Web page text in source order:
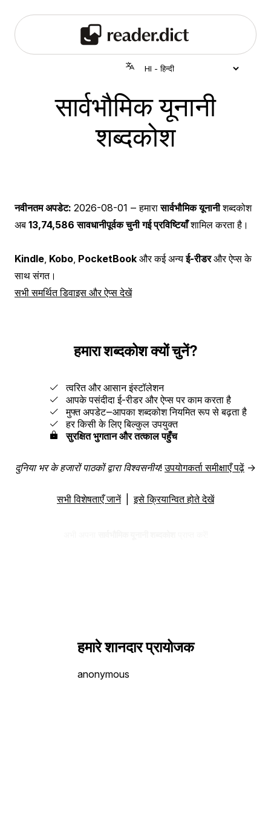
सार्वभौमिक यूनानी
शब्दकोश
नवीनतम अपडेट: 2026-08-01 ‒ हमारासार्वभौमिक यूनानीशब्दकोश
अब 13,74,586 सावधानीपूर्वक चुनी गई प्रविष्टियाँशामिल करता है।
Kindle Kobo PocketBook और कई अन्यई-रीडरऔर ऐप्स के
साथ संगत।
सभी समर्थित डिवाइस और ऐप्स देखें
हमारा शब्दकोश क्यों चुनें?
त्वरित और आसान इंस्टॉलेशन
आपके पसंदीदा ई-रीडर और ऐप्स पर काम करता है
मुफ्त अपडेट‒आपका शब्दकोश नियमित रूप से बढ़ता है
हर किसी के लिए बिल्कुल उपयुक्त
सुरक्षित भुगतान और तत्काल पहुँच
दुनिया भर के हजारों पाठकों द्वारा विश्वसनीय! उपयोगकर्ता समीक्षाएँ पढ़ें →
सभी विशेषताएँ जानें|इसे क्रियान्वित होते देखें
हमारे शानदार प्रायोजक
anonymous